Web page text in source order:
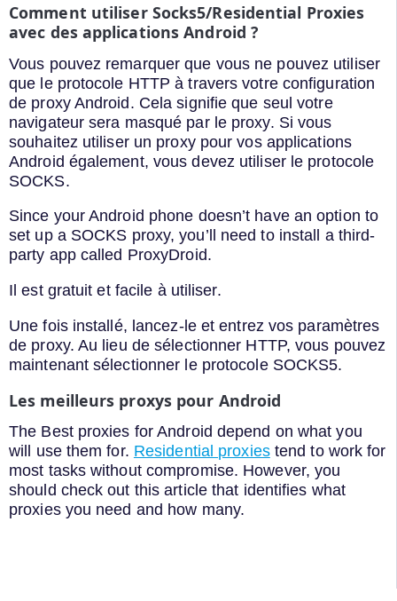
Comment utiliser Socks5/Residential Proxies
avec des applications Android ?
Vous pouvez remarquer que vous ne pouvez utiliser
que le protocole HTTP à travers votre configuration
de proxy Android. Cela signifie que seul votre
navigateur sera masqué par le proxy. Si vous
souhaitez utiliser un proxy pour vos applications
Android également, vous devez utiliser le protocole
SOCKS.
Since your Android phone doesn’t have an option to
set up a SOCKS proxy, you’ll need to install a third-
party app called ProxyDroid.
Il est gratuit et facile à utiliser.
Une fois installé, lancez-le et entrez vos paramètres
de proxy. Au lieu de sélectionner HTTP, vous pouvez
maintenant sélectionner le protocole SOCKS5.
Les meilleurs proxys pour Android
The Best proxies for Android depend on what you
will use them for. Residential proxiestend to work for
most tasks without compromise. However, you
should check out this article that identifies what
proxies you need and how many.